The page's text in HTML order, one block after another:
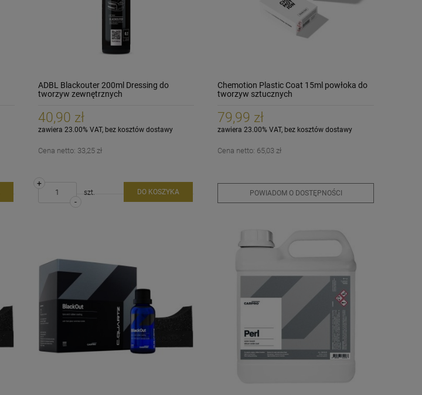
ADBL Blackouter 200ml Dressing do
tworzyw zewnętrznych
40,90 zł
zawiera 23.00% VAT, bez kosztów dostawy
Cena netto: 33,25 zł
-
+
szt. DO KOSZYKA
Chemotion Plastic Coat 15ml powłoka do
tworzyw sztucznych
79,99 zł
zawiera 23.00% VAT, bez kosztów dostawy
Cena netto: 65,03 zł
POWIADOM O DOSTĘPNOŚCI